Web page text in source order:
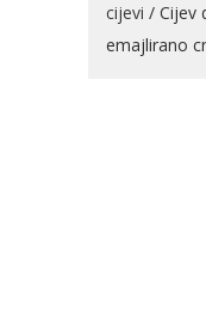
cijevi / Cijev
emajlirano